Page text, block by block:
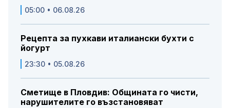
05:00 • 06.08.26
Рецепта за пухкави италиански бухти с
йогурт
23:30 • 05.08.26
Сметище в Пловдив: Общината го чисти,
нарушителите го възстановяват